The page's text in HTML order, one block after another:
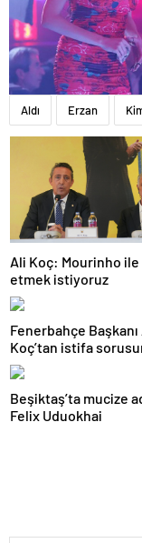
Aldı Erzan
Ali Koç: Mourinho
etmek istiyoruz
Fenerbahçe Başkanı
Koç’tan istifa
yanıt! Mourinho’ya
teklifi açıkladı
Beşiktaş’ta mucize
Felix Uduokhai